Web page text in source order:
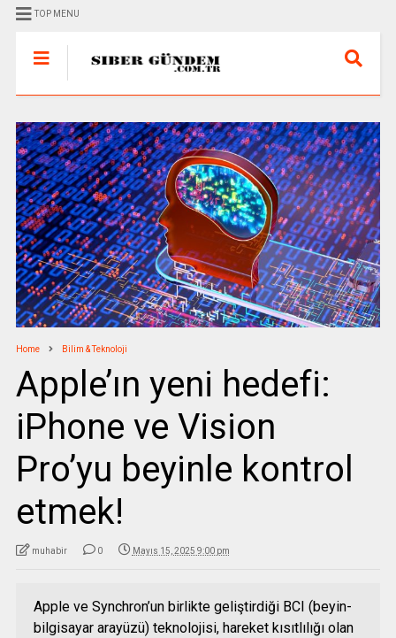
TOP MENU
Home Bilim & Teknoloji
Apple’ın yeni hedefi:
iPhone ve Vision
Pro’yu beyinle kontrol
etmek!
muhabir 0 Mayıs 15, 2025 9:00 pm
Apple ve Synchron’un birlikte geliştirdiği BCI (beyin-
bilgisayar arayüzü) teknolojisi, hareket kısıtlılığı olan